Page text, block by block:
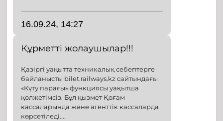
16.09.24, 14:27
Құрметті жолаушылар!!!
Қазіргі уақытта техникалық себептерге
байланысты bilet.railways.kz сайтындағы
«Күту парағы» функциясы уақытша
қолжетімсіз. Бұл қызмет Қоғам
кассаларында және агенттік кассаларда
көрсетіледі....